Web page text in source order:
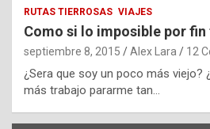
RUTAS TIERROSAS VIAJES
Como si lo imposible por
septiembre 8, 2015 Alex Lara 12
¿Sera que soy un poco más viejo?
más trabajo pararme tan…